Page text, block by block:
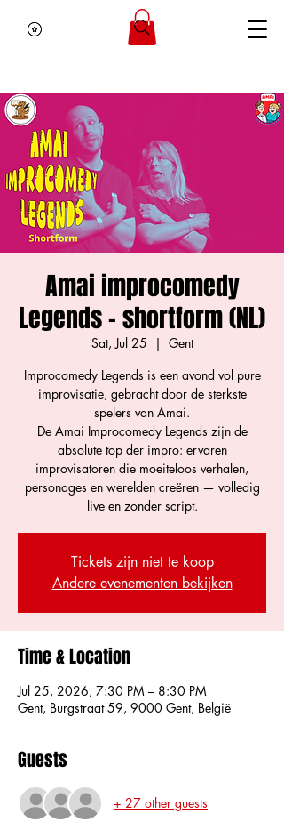
Amai improcomedy
Legends - shortform (NL)
Sat, Jul 25
  |
Gent
Improcomedy Legends is een avond vol pure
improvisatie, gebracht door de sterkste
spelers van Amai.
De Amai Improcomedy Legends zijn de
absolute top der impro: ervaren
improvisatoren die moeiteloos verhalen,
personages en werelden creëren — volledig
live en zonder script.
Tickets zijn niet te koop
Andere evenementen bekijken
Time & Location
Jul 25, 2026, 7:30 PM – 8:30 PM
Gent, Burgstraat 59, 9000 Gent, België
Guests
+ 27 other guests